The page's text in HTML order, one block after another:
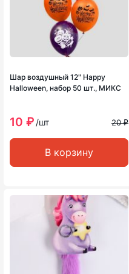
Шар воздушный 12" Happy
Halloween, набор 50 шт., МИКС
10 ₽ /шт 20 ₽
В корзину